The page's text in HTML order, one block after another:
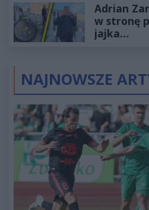
złotych
Adrian
w stronę
jajka…
NAJNOWSZE